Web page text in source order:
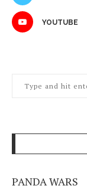
YOUTUBE
PANDA WARS